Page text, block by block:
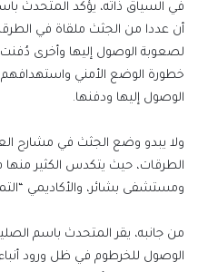
في السياق ذاته، يؤكد المتحدث
أن عددا من الجثث ملقاة في
لصعوبة الوصول إليها وأخرى
خطورة الوضع الأمني
الوصول إليها ودفنها.
ولا يبدو وضع الجثث في مشارح
الطرقات، حيث يتكدس الكثير
ومستشفى بشائر، والأكاديمي
من جانبه، يقر المتحدث باسم
الوصول للخرطوم في ظل ورود